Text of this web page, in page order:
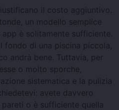
il costo aggiuntivo.
un modello semplice
è solitamente sufficiente.
fondo di una piscina piccola,
andrà bene. Tuttavia, per
o molto sporche,
sistematica e la pulizia
avete davvero
o è sufficiente quella